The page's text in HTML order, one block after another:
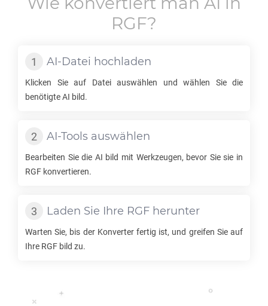
RGF?
AI-Datei hochladen
Klicken Sie auf Datei auswählen und wählen Sie die
benötigteAI bild.
AI-Tools auswählen
Bearbeiten Sie die AI bild mit Werkzeugen, bevor Sie sie in
RGF konvertieren.
Laden Sie Ihre RGF herunter
Warten Sie, bis der Konverter fertig ist, und greifen Sie auf
Ihre RGF bild zu.